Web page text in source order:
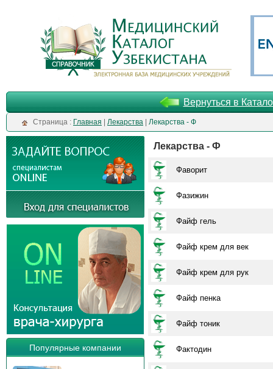
Вернуться в
Cтраница : Главная Лекарства Лекарства - Ф
Популярные компании
Лекарства - Ф
Фаворит
Фазижин
Файф гель
Файф крем для век
Файф крем для рук
Файф пенка
Файф тоник
Фактодин